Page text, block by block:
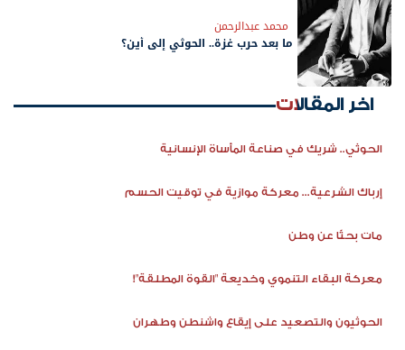
محمد عبدالرحمن
ما بعد حرب غزة.. الحوثي إلى أين؟
اخر المقالات
الحوثي.. شريك في صناعة المأساة الإنسانية
إرباك الشرعية... معركة موازية في توقيت الحسم
مات بحثًا عن وطن
معركة البقاء التنموي وخديعة "القوة المطلقة"!
الحوثيون والتصعيد على إيقاع واشنطن وطهران